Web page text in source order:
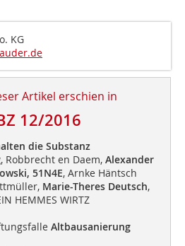
KG
Artikel erschien in
12/2016
die Substanz
, Robbrecht en Daem,Alexander
51N4E, Arnke Häntsch
Marie-Theres Deutsch,
HEMMES WIRTZ
Altbausanierung